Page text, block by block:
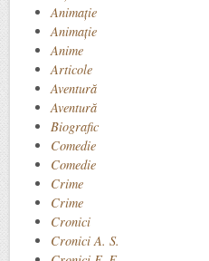
Animaţie
Animație
Anime
Articole
Aventură
Aventură
Biografic
Comedie
Comedie
Crime
Crime
Cronici
Cronici A. S.